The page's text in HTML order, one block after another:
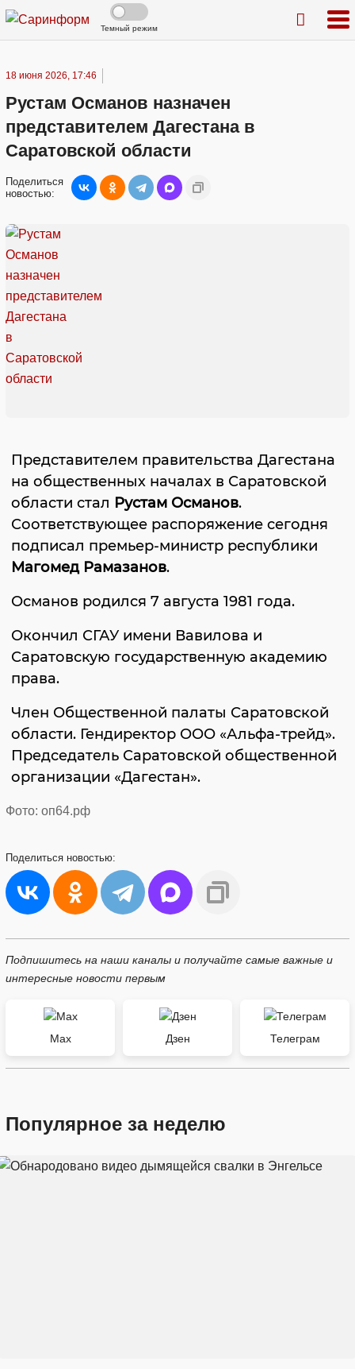
Темный режим
18 июня 2026, 17:46
Рустам Османов назначен
представителем Дагестана в
Саратовской области
Поделиться
новостью:
Представителем правительства Дагестана
на общественных началах в Саратовской
области стал Рустам Османов.
Соответствующее распоряжение сегодня
подписал премьер-министр республики
Магомед Рамазанов.
Османов родился 7 августа 1981 года.
Окончил СГАУ имени Вавилова и
Саратовскую государственную академию
права.
Член Общественной палаты Саратовской
области. Гендиректор ООО «Альфа-трейд».
Председатель Саратовской общественной
организации «Дагестан».
Фото: оп64.рф
Поделиться новостью:
Подпишитесь на наши каналы и получайте самые важные и
интересные новости первым
Max Дзен Телеграм
Популярное за неделю